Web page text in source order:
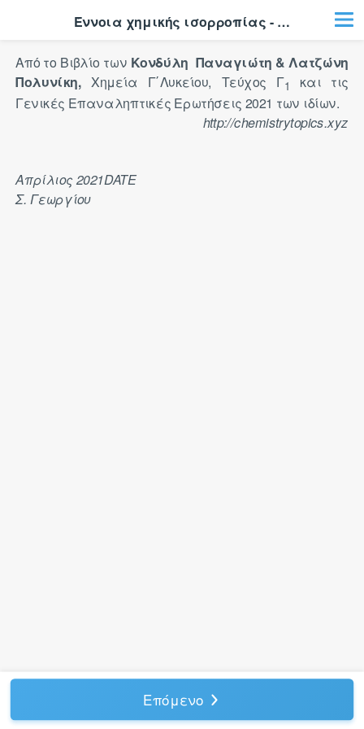
Από το Βιβλίο των Κονδύλη ​ Παναγιώτη & Λατζώνη
Πολυνίκη,Χημεία Γ΄Λυκείου, Τεύχος Γ1
και τις
Γενικές Επαναληπτικές Ερωτήσεις 2021 των ιδίων.
http://chemistrytopics.xyz
Απρίλιος 2021DATE
Σ. Γεωργίου
Έννοια χημικής ισορροπίας - απόδοση - Πολλαπλής 2η
Επόμενο